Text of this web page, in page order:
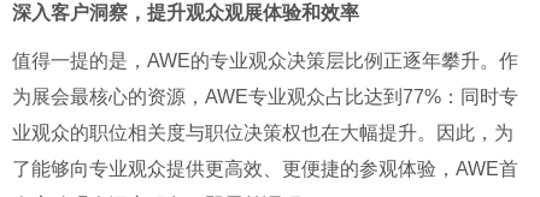
深入客户洞察，提升观众观展体验和效率
值得一提的是，AWE的专业观众决策层比例正逐年攀升。作
为展会最核心的资源，AWE专业观众占比达到77%：同时专
业观众的职位相关度与职位决策权也在大幅提升。因此，为
了能够向专业观众提供更高效、更便捷的参观体验，AWE首